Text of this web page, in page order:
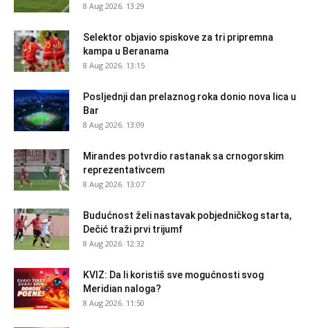
8 Aug 2026. 13:29
Selektor objavio spiskove za tri pripremna
kampa u Beranama
8 Aug 2026. 13:15
Posljednji dan prelaznog roka donio nova lica u
Bar
8 Aug 2026. 13:09
Mirandes potvrdio rastanak sa crnogorskim
reprezentativcem
8 Aug 2026. 13:07
Budućnost želi nastavak pobjedničkog starta,
Dečić traži prvi trijumf
8 Aug 2026. 12:32
KVIZ: Da li koristiš sve mogućnosti svog
Meridian naloga?
8 Aug 2026. 11:50